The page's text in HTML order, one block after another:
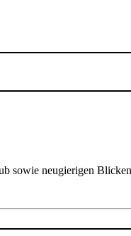
sowie neugierigen